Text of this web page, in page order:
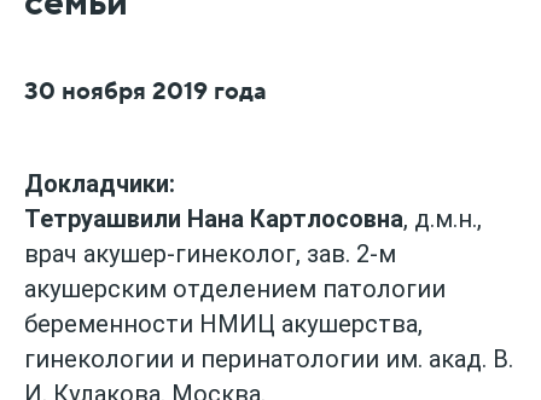
30 ноября 2019 года
Докладчики:
Тетруашвили Нана Картлосовна, д.м.н.,
врач акушер-гинеколог, зав. 2-м
акушерским отделением патологии
беременности НМИЦ акушерства,
гинекологии и перинатологии им. акад. В.
И. Кулакова, Москва.